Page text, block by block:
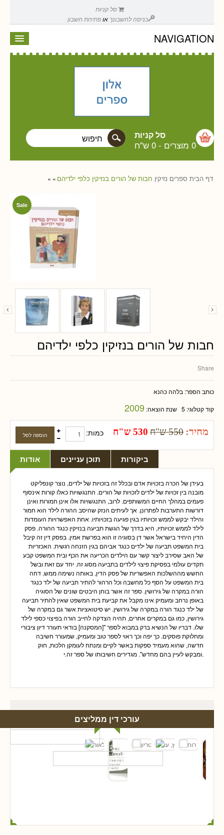
סל קניות
כניסה לחשבונך אופתיחת חשבון
NAVIGATION
סל קניות
0 מוצרים - 0 ש"ח
דף הבית » ספרים נזיקין » חבות של הורים בנזיקין כלפי ילדיהם
Sale
חבות של הורים בנזיקין כלפי ילדיהם
Share
כותב הספר: בלהה כהנא
קוד קטלוגי: 5 שנת הוצאה: 2009
מחיר: 550 ש"ח 530 ש"ח כמות:
אודות תוכן עניינים ביקורות
בעידן של הכרה בזכויות אדם ובכלל זה בזכויות של ילדים, נוצר קונפליקט
מובנה בין זכויות של ילדים לזכויות של הורים. התנגשויות כאלו קורות אינסוף
פעמים במהלך החיים המשותפים. לרוב, התנגשויות אלו אינן חמורות ואינן
דורשות התערבות לפתרונן. אך לעיתים הנזק שהיסב ההורה לילד הוא חמור
והילד יבקש לממש זכויותיו בגין פגיעה בזכויותיו. אחת האפשרויות העומדות
לילד לממש זכויותיו, היא בדרך של הגשת תביעה בנזיקין כנגד ההורה. פסק
הדין היחיד בישראל אשר דן בסוגיה זו הוא בפרשת אמין. בפסק דין זה קיבל
בית המשפט תביעה של ילדים כנגד אביהם בגין הזנחה רגשית. האכזריות
של האב שסירב ליצור קשר עם הילדים הכריעה את הכף ובית המשפט קבע
תקדים עולמי בפסיקת פיצוי לילדים בתביעה מסוג זה. יחד עם זאת ובשל
החשש מההשלכות האפשריות של פסק הדין, באותה נשימה ממש, דחה
בית המשפט על הסף כל מחשבה וכל הרהור להתיר תביעה של ילד כנגד
הורה במקרה של גירושין. ספר זה אשר בוחן היבטים שונים של הסוגיה
באופן נרחב ומעמיק אינו מקבל את קביעת בית המשפט שאין להתיר תביעה
של ילד כנגד הורה במקרה של גירושין. יש סיטואציות אשר גם במקרה של
גירושין, כמו גם במקרים אחרים, תהיה הצדקה לחייב הורה בפיצוי כספי לילד
שלו. דבריו של הנשיא ברק במבוא לספר "[המסקנה] בודאי תעורר דיון ציבורי
ומחלוקת פוסקים. כך יפה וכך ראוי לספר טוב ומעמיק, שמעורר חשיבה
חדשה, שהוא מעמיד ספקות באשר לקיים ומנתח לעומקן הלכות, חוק
ומבקש לעיין בהם מחדש". מגדירים חשיבותו של ספר זה.י.
עורכי דין ממליצים